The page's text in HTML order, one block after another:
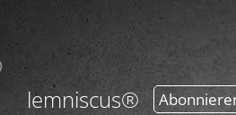
lemniscus®